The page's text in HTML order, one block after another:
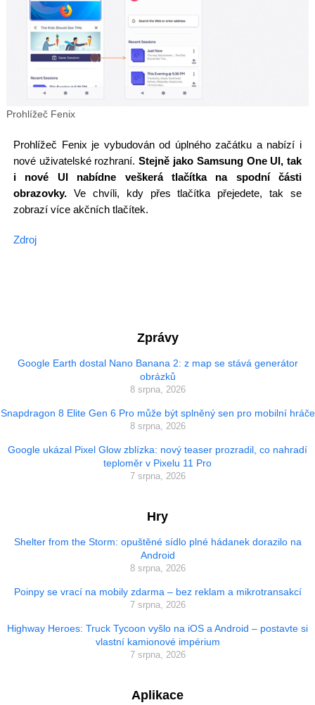
Prohlížeč Fenix
Prohlížeč Fenix je vybudován od úplného začátku a nabízí i
nové uživatelské rozhraní.Stejně jako Samsung One UI, tak
i nové UI nabídne veškerá tlačítka na spodní části
obrazovky.Ve chvíli, kdy přes tlačítka přejedete, tak se
zobrazí více akčních tlačítek.
Zdroj
Zprávy
Google Earth dostal Nano Banana 2: z map se stává generátor
obrázků
8 srpna, 2026
Snapdragon 8 Elite Gen 6 Pro může být splněný sen pro mobilní hráče
8 srpna, 2026
Google ukázal Pixel Glow zblízka: nový teaser prozradil, co nahradí
teploměr v Pixelu 11 Pro
7 srpna, 2026
Hry
Shelter from the Storm: opuštěné sídlo plné hádanek dorazilo na
Android
8 srpna, 2026
Poinpy se vrací na mobily zdarma – bez reklam a mikrotransakcí
7 srpna, 2026
Highway Heroes: Truck Tycoon vyšlo na iOS a Android – postavte si
vlastní kamionové impérium
7 srpna, 2026
Aplikace